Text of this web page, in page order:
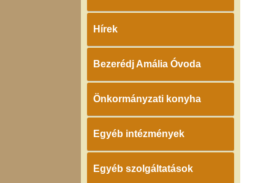
Hírek
Bezerédj Amália Óvoda
Önkormányzati konyha
Egyéb intézmények
Egyéb szolgáltatások